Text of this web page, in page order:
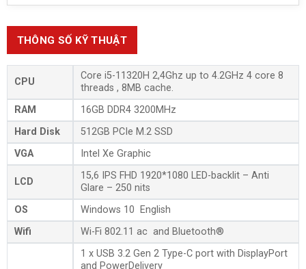
THÔNG SỐ KỸ THUẬT
CPU
Core i5-11320H 2,4Ghz up to 4.2GHz 4 core 8
threads , 8MB cache.
RAM
16GB DDR4 3200MHz
Hard Disk
512GB PCIe M.2 SSD
VGA
Intel Xe Graphic
LCD
15,6 IPS FHD 1920*1080 LED-backlit – Anti
Glare – 250 nits
OS
Windows 10 English
Wifi
Wi-Fi 802.11 ac and Bluetooth®
1 x USB 3.2 Gen 2 Type-C port with DisplayPort
and PowerDelivery